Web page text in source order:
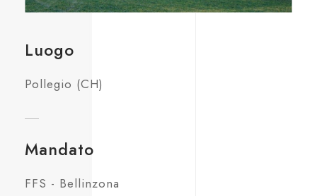
Luogo
Pollegio (CH)
Mandato
FFS - Bellinzona